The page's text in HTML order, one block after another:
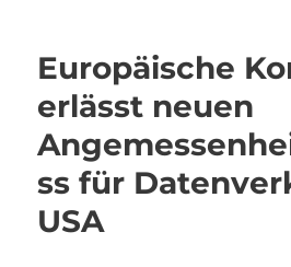
Europäische
erlässt neuen
ss für
USA